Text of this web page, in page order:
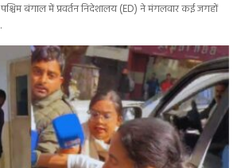
बंगाल में प्रवर्तन निदेशालय (ED) ने मंगलवार कई जगहों